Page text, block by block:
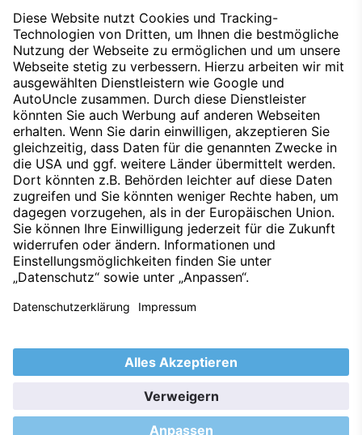
*Alle Preise verstehen sich inklusive fachgerechter
Montage.